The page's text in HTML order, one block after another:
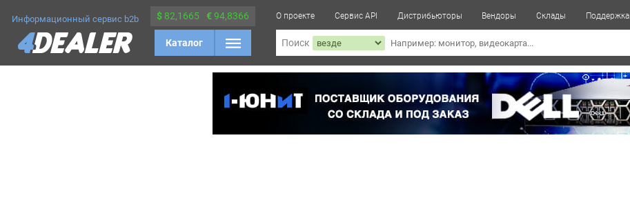
Информационный сервис b2b $ 82,1665 €94,8366
Каталог
О проекте Сервис API Дистрибьюторы Вендоры Склады Поддержка
Поиск